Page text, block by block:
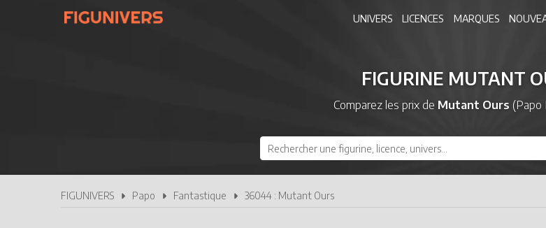
UNIVERS LICENCES MARQUES
FIGURINE MUTANT
Comparez les prix de Mutant Ours (Papo
FIGUNIVERS Papo Fantastique 36044 : Mutant Ours